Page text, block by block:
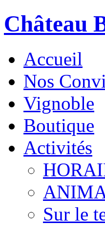
Château
Accueil
Nos
Vignoble
Boutique
Activités
Sur le